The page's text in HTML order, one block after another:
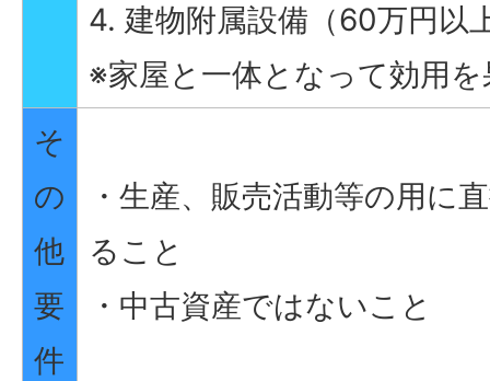
4. 建物附属設備（60万円以
※家屋と一体となって効用
そ
の
他
要
件
・生産、販売活動等の用に
ること
・中古資産ではないこと